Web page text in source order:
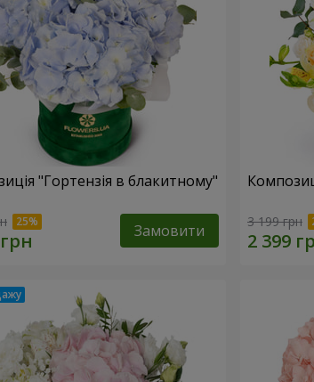
"Гортензія в блакитному"
Замовити 3 199 грн